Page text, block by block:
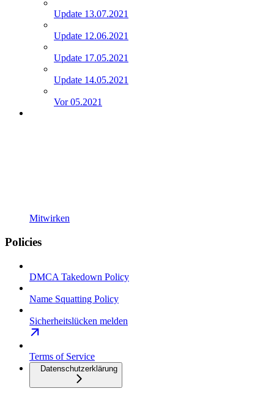
Update 13.07.2021
Update 12.06.2021
Update 17.05.2021
Update 14.05.2021
Vor 05.2021
Mitwirken
Policies
DMCA Takedown Policy
Name Squatting Policy
Sicherheitslücken melden
Terms of Service
Datenschutzerklärung